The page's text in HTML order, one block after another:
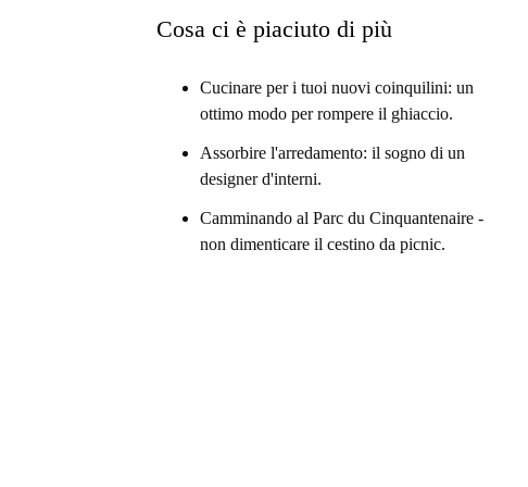
Cosa ci è piaciuto di più
Cucinare per i tuoi nuovi coinquilini: un
ottimo modo per rompere il ghiaccio.
Assorbire l'arredamento: il sogno di un
designer d'interni.
Camminando al Parc du Cinquantenaire -
non dimenticare il cestino da picnic.